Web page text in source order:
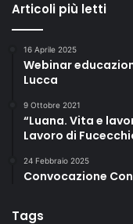
Articoli più letti
16 Aprile 2025
Webinar
Lucca
9 Ottobre 2021
“Luana. Vita e
Lavoro di
24 Febbraio 2025
Convocazione
Tags